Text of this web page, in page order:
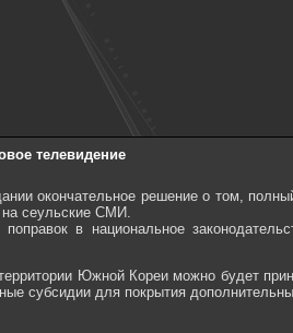
телевидение
окончательное решение о том,
сеульские СМИ.
в национальное
Южной Кореи можно будет
субсидии для покрытия